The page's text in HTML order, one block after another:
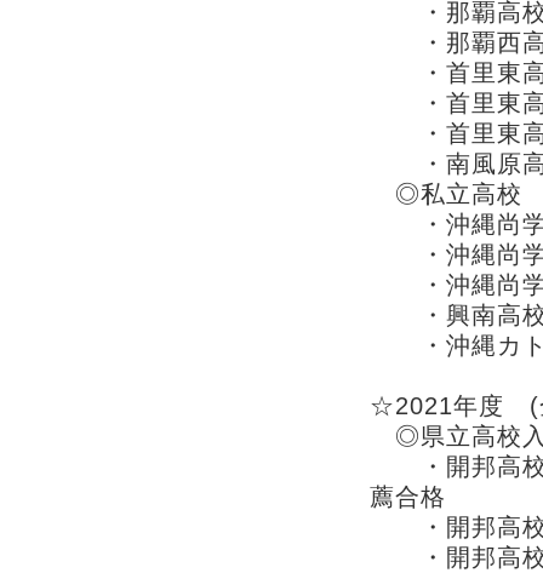
・那覇
・那覇西
・首里東
・首里東
・首里東
・南風原
◎私立高校
・沖縄尚
・沖縄尚学
・沖縄尚学
・興南
・沖縄
☆2021年度 (
◎県立高校
・開邦高校
薦合格
・開邦高校
・開邦高校